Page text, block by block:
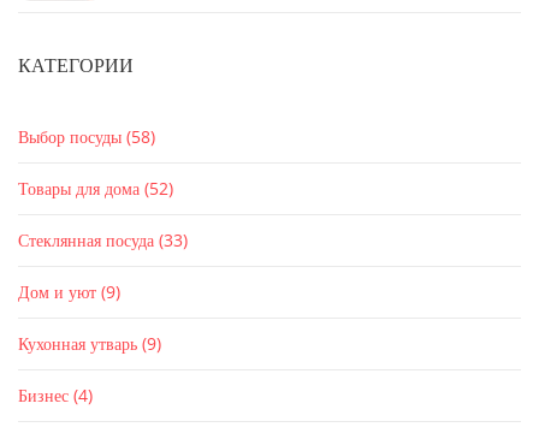
КАТЕГОРИИ
Выбор посуды (58)
Товары для дома (52)
Стеклянная посуда (33)
Дом и уют (9)
Кухонная утварь (9)
Бизнес (4)